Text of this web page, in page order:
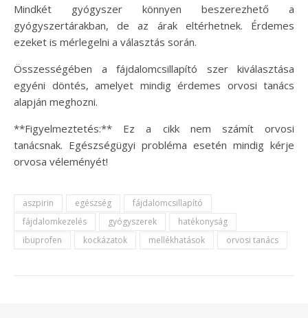
Mindkét gyógyszer könnyen beszerezhető a
gyógyszertárakban, de az árak eltérhetnek. Érdemes
ezeket is mérlegelni a választás során.
Összességében a fájdalomcsillapító szer kiválasztása
egyéni döntés, amelyet mindig érdemes orvosi tanács
alapján meghozni.
**Figyelmeztetés:** Ez a cikk nem számít orvosi
tanácsnak. Egészségügyi probléma esetén mindig kérje
orvosa véleményét!
aszpirin egészség
fájdalomcsillapító
fájdalomkezelés
gyógyszerek
hatékonyság
ibuprofen
kockázatok mellékhatások orvosi tanács